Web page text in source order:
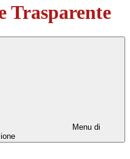
Trasparente
Menu di